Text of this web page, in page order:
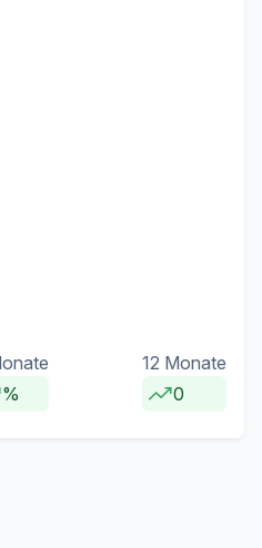
%
12 Monate
0